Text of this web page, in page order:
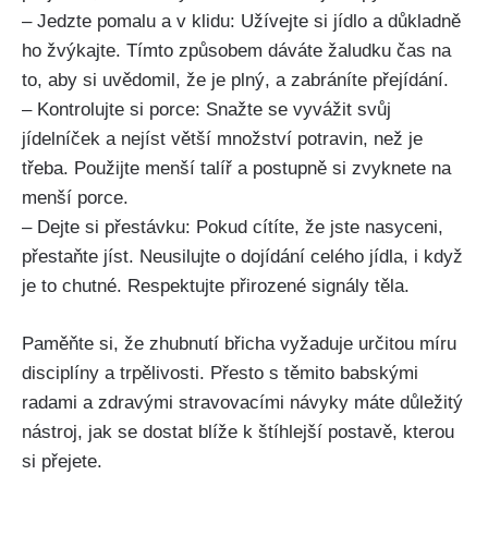
– Jedzte​ pomalu a​ v klidu: Užívejte si jídlo a důkladně
ho žvýkajte. ⁣Tímto způsobem dáváte žaludku čas na
to, aby⁢ si uvědomil, že⁣ je plný, ⁢a⁤ zabráníte přejídání.
– Kontrolujte si‍ porce: Snažte se vyvážit svůj
jídelníček a nejíst větší množství potravin,‍ než je
třeba. ​Použijte ⁢menší talíř ⁤a postupně si zvyknete na
menší​ porce.
– Dejte si přestávku: Pokud cítíte, že⁢ jste nasyceni,
přestaňte jíst. Neusilujte o⁢ dojídání celého jídla, i když
‍je to chutné. Respektujte přirozené signály těla.
Paměňte si, že zhubnutí břicha vyžaduje určitou míru
disciplíny a trpělivosti. Přesto s těmito babskými⁣
radami a⁢ zdravými stravovacími návyky máte důležitý
nástroj, ‌jak se dostat⁤ blíže k štíhlejší postavě, kterou
si⁤ přejete.